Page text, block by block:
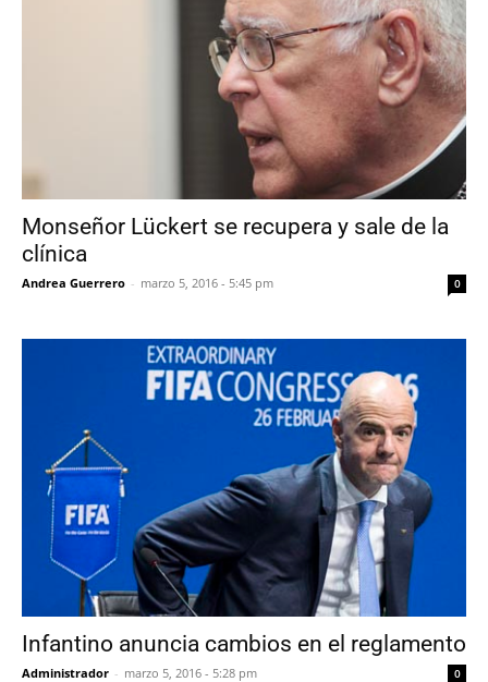
Monseñor Lückert se recupera y sale de la
clínica
Andrea Guerrero - marzo 5, 2016 - 5:45 pm 0
Infantino anuncia cambios en el reglamento
Administrador - marzo 5, 2016 - 5:28 pm 0